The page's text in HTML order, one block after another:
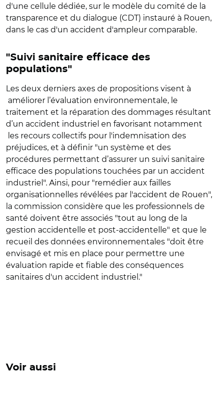
d'une cellule dédiée, sur le modèle du comité de la
transparence et du dialogue (CDT) instauré à Rouen,
dans le cas d'un accident d'ampleur comparable.
"Suivi sanitaire efficace des
populations"
Les deux derniers axes de propositions visent à
améliorer l’évaluation environnementale, le
traitement et la réparation des dommages résultant
d’un accident industriel en favorisant notamment
les recours collectifs pour l'indemnisation des
préjudices, et à définir "un système et des
procédures permettant d’assurer un suivi sanitaire
efficace des populations touchées par un accident
industriel". Ainsi, pour "remédier aux failles
organisationnelles révélées par l'accident de Rouen",
la commission considère que les professionnels de
santé doivent être associés "tout au long de la
gestion accidentelle et post-accidentelle" et que le
recueil des données environnementales "doit être
envisagé et mis en place pour permettre une
évaluation rapide et fiable des conséquences
sanitaires d'un accident industriel."
Voir aussi